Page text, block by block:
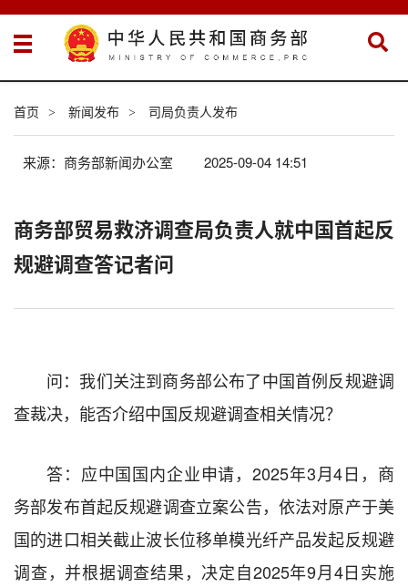
首页 > 新闻发布 > 司局负责人发布
来源：商务部新闻办公室 2025-09-04 14:51
商务部贸易救济调查局负责人就中国首起反
规避调查答记者问
问：我们关注到商务部公布了中国首例反规避调
查裁决，能否介绍中国反规避调查相关情况？
答：应中国国内企业申请，2025年3月4日，商
务部发布首起反规避调查立案公告，依法对原产于美
国的进口相关截止波长位移单模光纤产品发起反规避
调查，并根据调查结果，决定自2025年9月4日实施